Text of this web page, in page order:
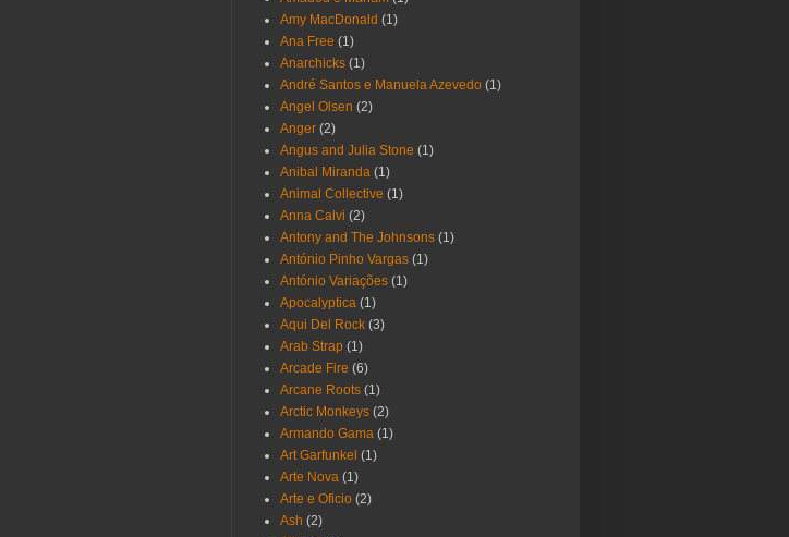
Amy MacDonald (1)
Ana Free (1)
Anarchicks (1)
André Santos e Manuela Azevedo (1)
Angel Olsen (2)
Anger (2)
Angus and Julia Stone (1)
Anibal Miranda (1)
Animal Collective (1)
Anna Calvi (2)
Antony and The Johnsons (1)
António Pinho Vargas (1)
António Variações (1)
Apocalyptica (1)
Aqui Del Rock (3)
Arab Strap (1)
Arcade Fire (6)
Arcane Roots (1)
Arctic Monkeys (2)
Armando Gama (1)
Art Garfunkel (1)
Arte Nova (1)
Arte e Oficio (2)
Ash (2)